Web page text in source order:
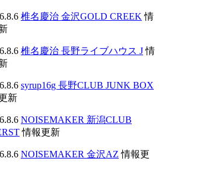
椎名慶治 金沢GOLD CREEK 情
椎名慶治 長野ライブハウス J情
syrup16g 長野CLUB JUNK BOX
新
NOISEMAKER 新潟CLUB
情報更新
NOISEMAKER 金沢AZ 情報更